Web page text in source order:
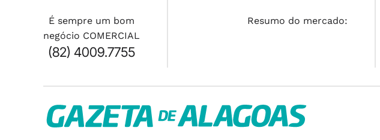
É sempre um bom
negócio COMERCIAL
(82) 4009.7755
Resumo do mercado: